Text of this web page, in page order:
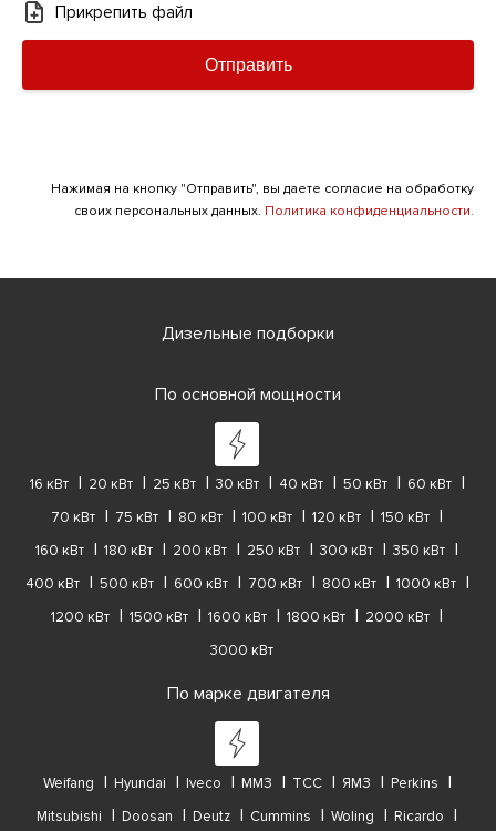
Прикрепить файл
Отправить
Нажимая на кнопку "Отправить", вы даете согласие на обработку
своих персональных данных. Политика конфиденциальности.
Дизельные подборки
По основной мощности
16 кВт 20 кВт 25 кВт 30 кВт 40 кВт 50 кВт
60 кВт
70 кВт
75 кВт 80 кВт 100 кВт 120 кВт
150 кВт
160 кВт
180 кВт 200 кВт 250 кВт 300 кВт
350 кВт
400 кВт
500 кВт 600 кВт 700 кВт 800 кВт
1000 кВт
1200 кВт
1500 кВт 1600 кВт 1800 кВт
2000 кВт
3000 кВт
По марке двигателя
Weifang Hyundai Iveco ММЗ ТСС ЯМЗ
Perkins
Mitsubishi
Doosan Deutz Cummins Woling
Ricardo